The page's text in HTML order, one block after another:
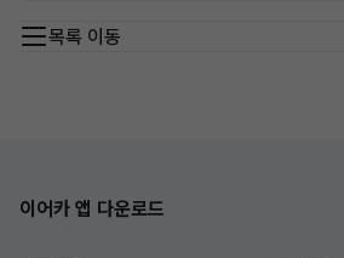
목록 이동
이어카 앱 다운로드